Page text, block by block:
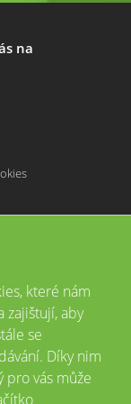
na
akademie České
které nám
zajištují, aby
se
Díky nim
pro vás může